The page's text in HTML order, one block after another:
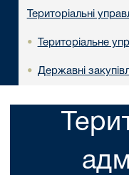
Територіальні
• Територіальне
• Державні